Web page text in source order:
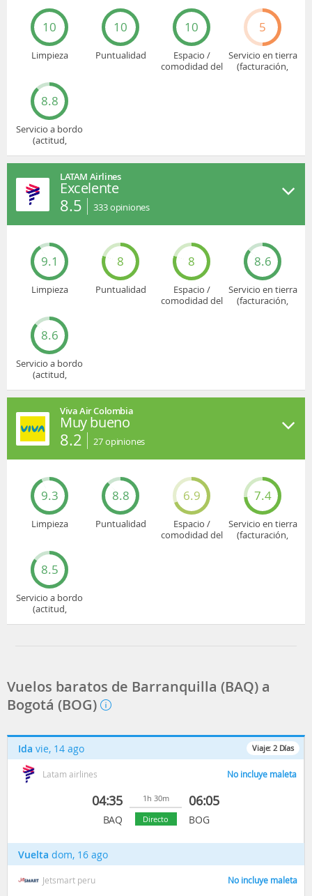
10
Limpieza
10
Puntualidad
10
Espacio /
comodidad del
5
Servicio en tierra
(facturación,
8.8
Servicio a bordo
(actitud,
LATAM Airlines
Excelente
8.5 333opiniones
9.1
Limpieza
8
Puntualidad
8
Espacio /
comodidad del
8.6
Servicio en tierra
(facturación,
8.6
Servicio a bordo
(actitud,
Viva Air Colombia
Muy bueno
8.2 27opiniones
9.3
Limpieza
8.8
Puntualidad
6.9
Espacio /
comodidad del
7.4
Servicio en tierra
(facturación,
8.5
Servicio a bordo
(actitud,
Vuelos baratos de Barranquilla (BAQ) a
Bogotá (BOG)
Viaje: 2 Días
Ida vie, 14 ago
Latam airlines No incluye maleta
04:35
BAQ
1h 30m
Directo
06:05
BOG
Vuelta dom, 16 ago
Jetsmart peru No incluye maleta